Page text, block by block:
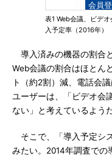
会員
表1 Web会議、ビデ
入予定率（2016年）
導入済みの機器の割合
Web会議の割合はほとん
ト（約2割）減、電話会
ユーザーは、「ビデオ会
ない」と考えているようだ
そこで、「導入予定シ
みたい。2014年調査での